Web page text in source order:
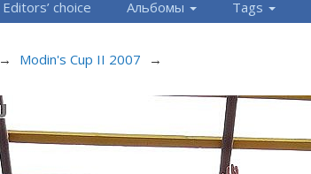
Editors’ choice Альбомы Tags
→ Modin's Cup II 2007 →